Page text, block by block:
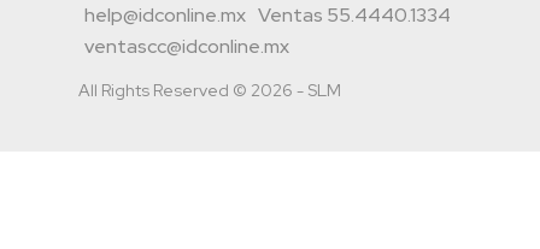
help@idconline.mx Ventas 55.4440.1334
ventascc@idconline.mx
All Rights Reserved © 2026 - SLM